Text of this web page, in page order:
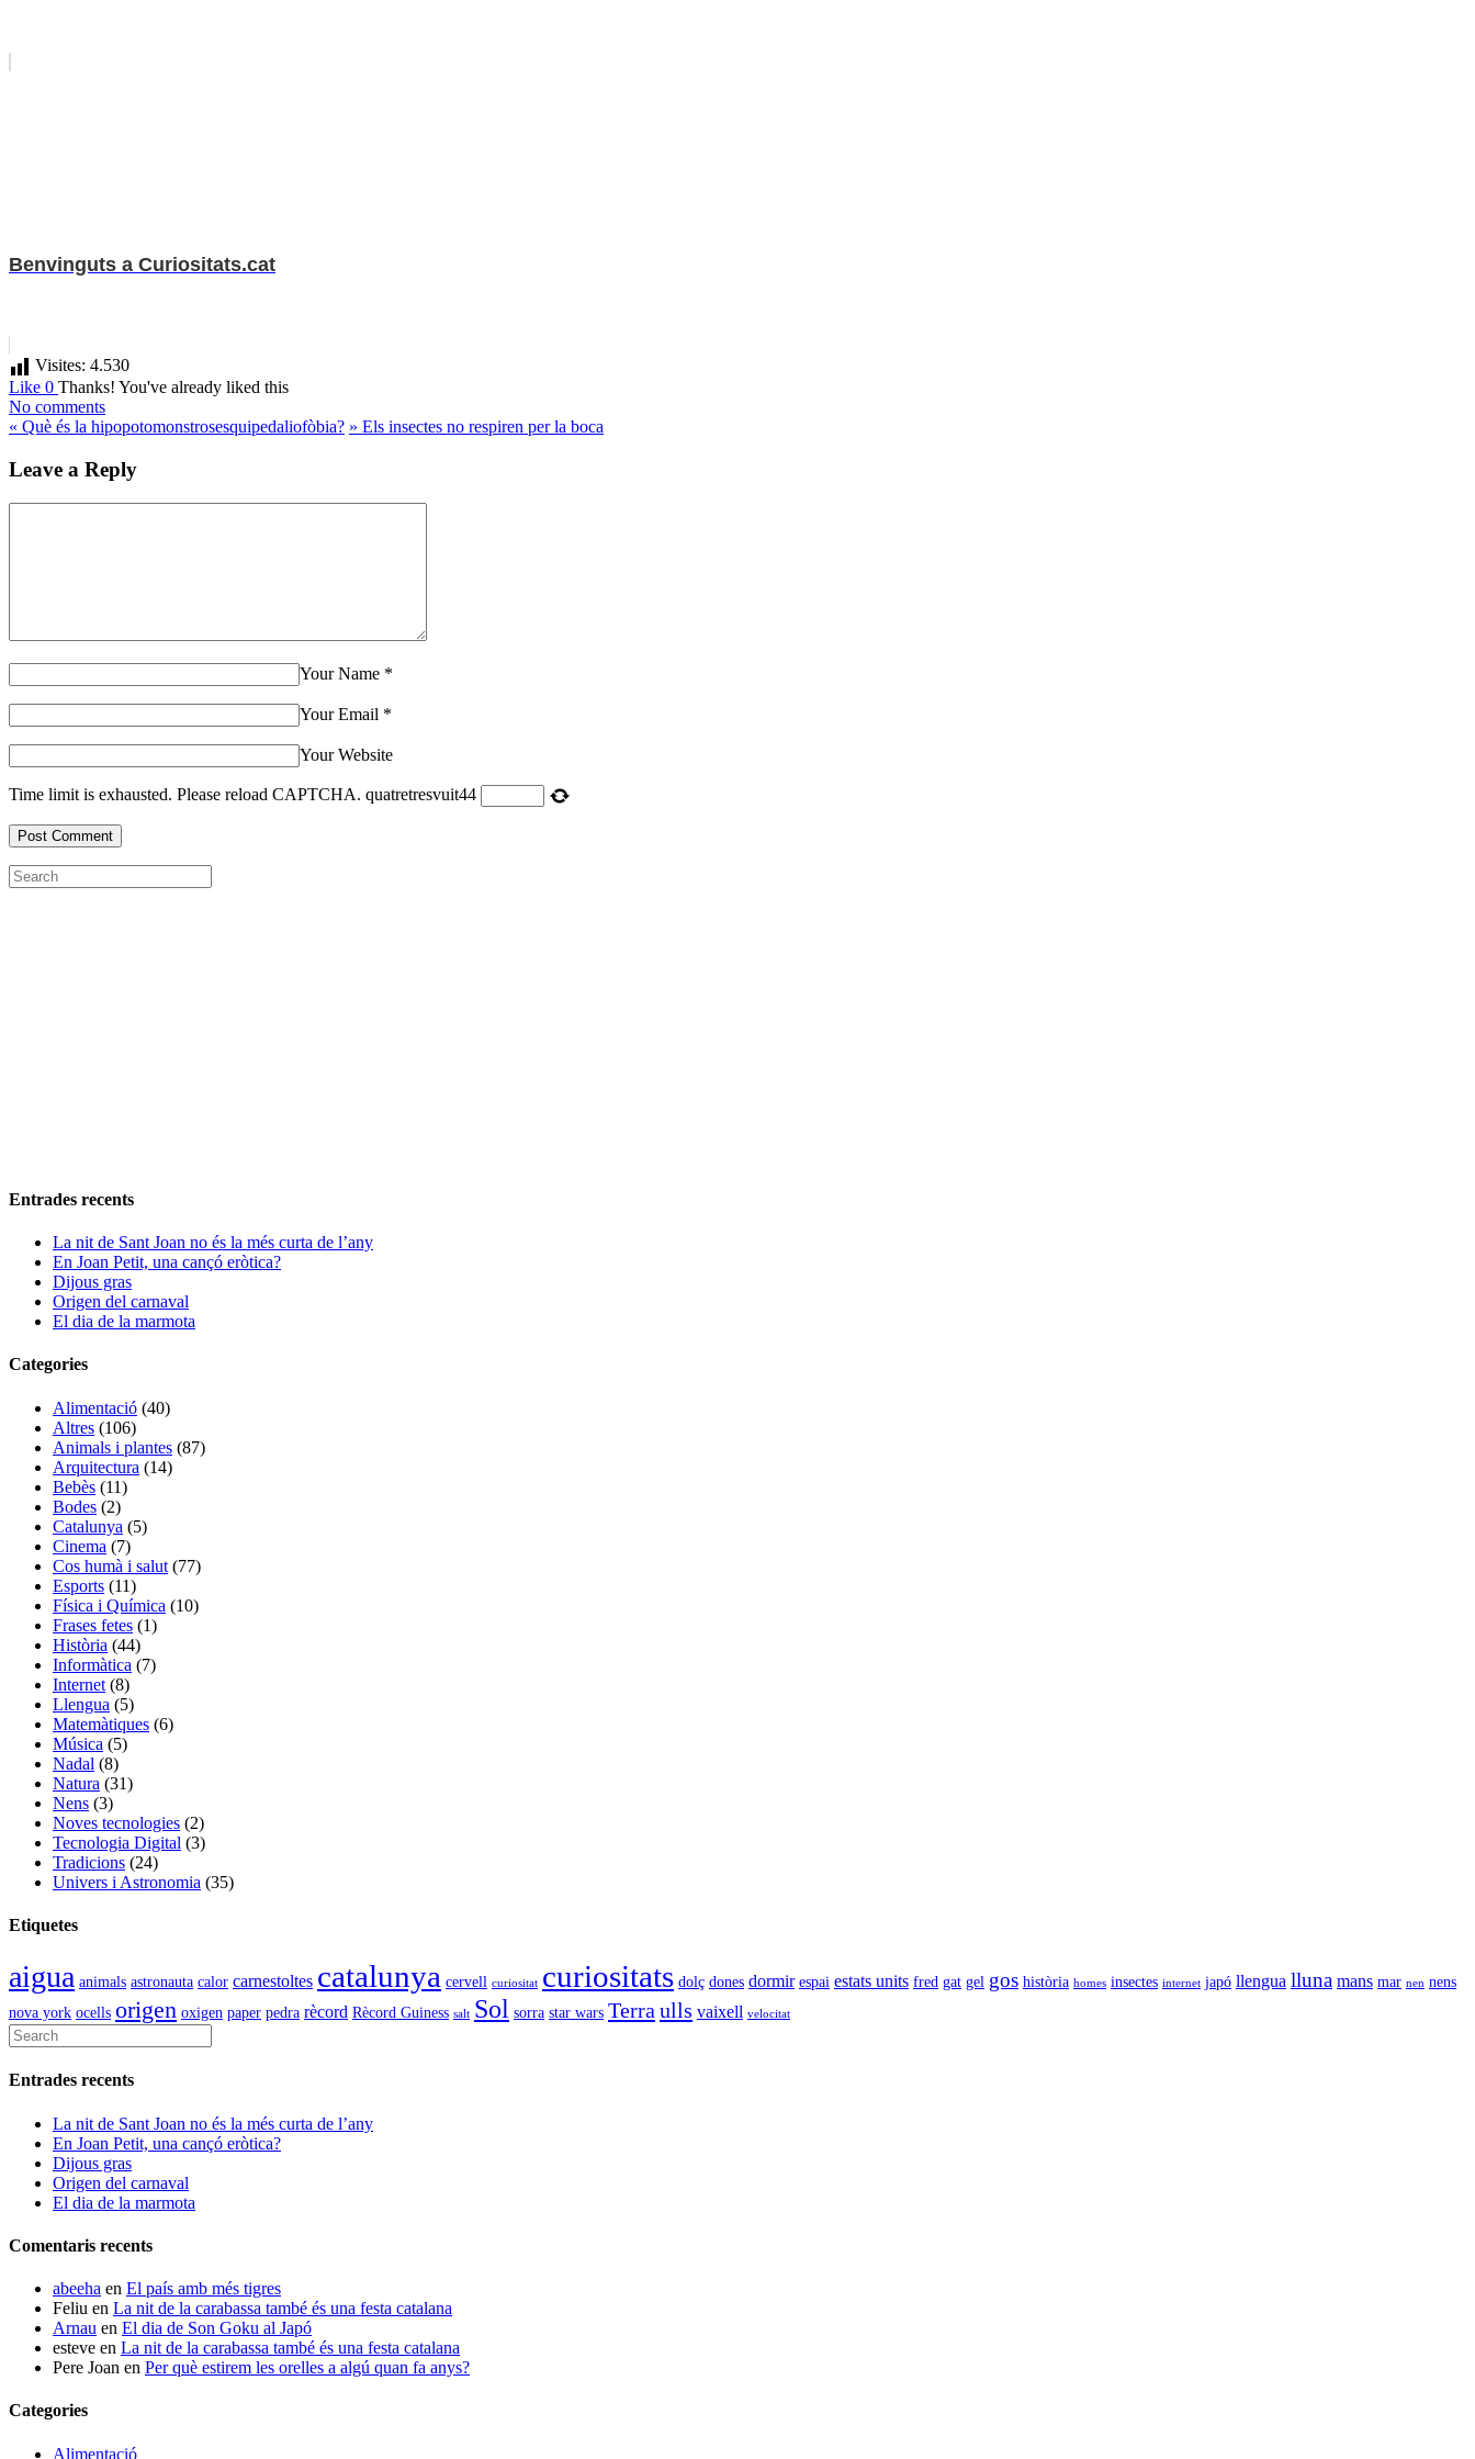
Benvinguts a Curiositats.cat
Visites: 4.530
Like 0 Thanks! You've already liked this
No comments
« Què és la hipopotomonstrosesquipedaliofòbia? » Els insectes no respiren per la boca
Leave a Reply
Your Name *
Your Email *
Your Website
Time limit is exhausted. Please reload CAPTCHA. quatretresvuit44
Entrades recents
La nit de Sant Joan no és la més curta de l’any
En Joan Petit, una cançó eròtica?
Dijous gras
Origen del carnaval
El dia de la marmota
Categories
Alimentació (40)
Altres (106)
Animals i plantes (87)
Arquitectura (14)
Bebès (11)
Bodes (2)
Catalunya (5)
Cinema (7)
Cos humà i salut (77)
Esports (11)
Física i Química (10)
Frases fetes (1)
Història (44)
Informàtica (7)
Internet (8)
Llengua (5)
Matemàtiques (6)
Música (5)
Nadal (8)
Natura (31)
Nens (3)
Noves tecnologies (2)
Tecnologia Digital (3)
Tradicions (24)
Univers i Astronomia (35)
Etiquetes
aigua animals astronauta calor carnestoltes catalunya cervell curiositat curiositats dolç dones dormir espai estats units fred gat gel gos història homes insectes internet japó llengua lluna mans mar nen nens
nova york ocells origen oxigen paper pedra rècord Rècord Guiness salt Sol sorra star wars Terra ulls vaixell velocitat
Entrades recents
La nit de Sant Joan no és la més curta de l’any
En Joan Petit, una cançó eròtica?
Dijous gras
Origen del carnaval
El dia de la marmota
Comentaris recents
abeeha en El país amb més tigres
Feliu en La nit de la carabassa també és una festa catalana
Arnau en El dia de Son Goku al Japó
esteve en La nit de la carabassa també és una festa catalana
Pere Joan en Per què estirem les orelles a algú quan fa anys?
Categories
Alimentació